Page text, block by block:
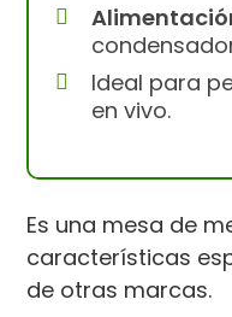
Ideal para
en vivo.
Es una mesa de
características
de otras marcas.